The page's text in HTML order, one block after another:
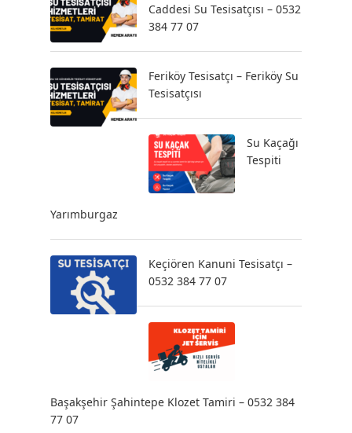
Caddesi Su Tesisatçısı – 0532
384 77 07
Feriköy Tesisatçı – Feriköy Su
Tesisatçısı
Su Kaçağı
Tespiti
Yarımburgaz
Keçiören Kanuni Tesisatçı –
0532 384 77 07
Başakşehir Şahintepe Klozet Tamiri – 0532 384
77 07